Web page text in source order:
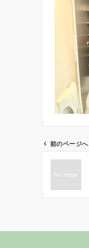
シ
前のページへ